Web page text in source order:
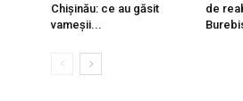
Chișinău: ce au găsit
vameșii...
de